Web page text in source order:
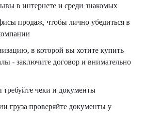
в интернете и среди знакомых
продаж, чтобы лично убедиться в
в которой вы хотите купить
- заключите договор и внимательно
требуйте чеки и документы
груза проверяйте документы у